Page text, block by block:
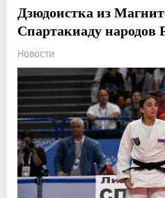
Дзюдоистка из
Спартакиаду народов
Новости